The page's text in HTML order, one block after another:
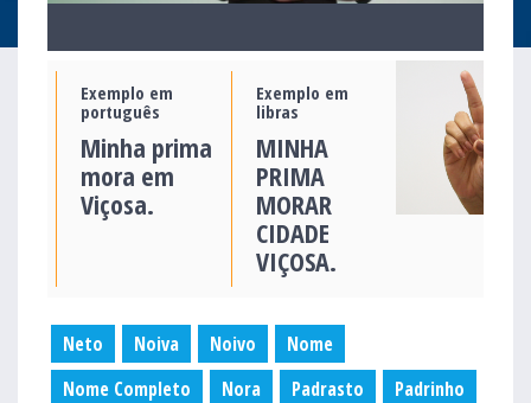
Exemplo em
português
Minha prima
mora em
Viçosa.
Exemplo em
libras
MINHA
PRIMA
MORAR
CIDADE
VIÇOSA.
Neto Noiva Noivo
Nome
Nome Completo
Nora Padrasto
Padrinho